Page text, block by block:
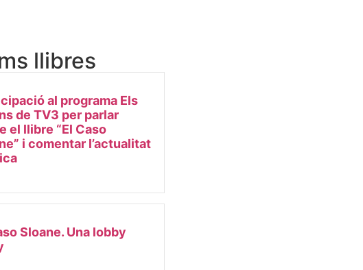
llibres
al programa Els
de TV3 per parlar
el llibre “El Caso
i comentar l’actualitat
Sloane. Una lobby